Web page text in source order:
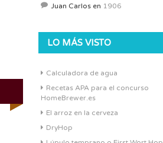
Juan Carlos en 1906
LO MÁS VISTO
Calculadora de agua
Recetas APA para el concurso
HomeBrewer.es
El arroz en la cerveza
DryHop